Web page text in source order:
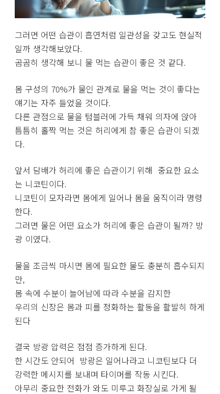
그러면 어떤 습관이 흡연처럼 일관성을 갖고도 현실적
일까 생각해보았다.
곰곰히 생각해 보니 물 먹는 습관이 좋은 것 같다.
몸 구성의 70%가 물인 관계로 물을 먹는 것이 좋다는
얘기는 자주 들었을 것이다.
다른 관점으로 물을 텀블러에 가득 채워 의자에 앉아
틈틈히 홀짝 먹는 것은 허리에게 참 좋은 습관이 되겠
다.
앞서 담배가 허리에 좋은 습관이기 위해 중요한 요소
는 니코틴이다.
니코틴이 모자라면 몸에게 일어나 몸을 움직이라 명령
한다.
그러면 물은 어떤 요소가 허리에 좋은 습관이 될까? 방
광 이였다.
물을 조금씩 마시면 몸에 필요한 물도 충분히 흡수되지
만,
몸 속에 수분이 늘어남에 따라 수분을 감지한
우리의 신장은 몸과 피를 정화하는 활동을 활발히 하게
된다
결국 방광 압력은 점점 증가하게 된다.
한 시간도 안되어 방광은 일어나라고 니코틴보다 더
강력한 메시지를 보내며 타이머를 작동 시킨다.
아무리 중요한 전화가 와도 미루고 화장실로 가게 될